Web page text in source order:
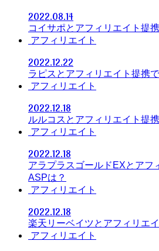
2022.08.14
コイサポとアフィリエイト提
アフィリエイト
2022.12.22
ラピスとアフィリエイト提携
アフィリエイト
2022.12.18
ルルコスとアフィリエイト提
アフィリエイト
2022.12.18
アラプラスゴールドEXとアフ
ASPは？
アフィリエイト
2022.12.18
楽天リーベイツとアフィリエ
アフィリエイト